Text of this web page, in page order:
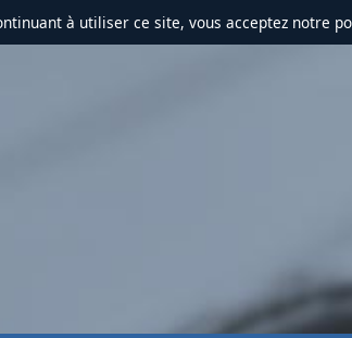
à utiliser ce site, vous acceptez notre